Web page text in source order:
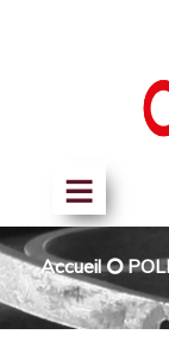
Accueil⭘